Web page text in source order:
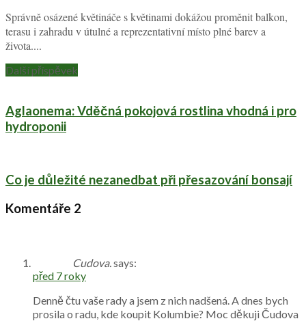
Správně osázené květináče s květinami dokážou proměnit balkon,
terasu i zahradu v útulné a reprezentativní místo plné barev a
života....
Další příspěvek
Aglaonema: Vděčná pokojová rostlina vhodná i pro
hydroponii
Co je důležité nezanedbat při přesazování bonsají
Komentáře 2
Cudova. says:
před 7 roky
Denně čtu vaše rady a jsem z nich nadšená. A dnes bych
prosila o radu, kde koupit Kolumbie? Moc děkuji Čudova